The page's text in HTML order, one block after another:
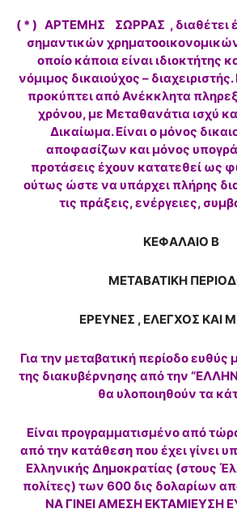
( * ) ΑΡΤΕΜΗΣ ΣΩΡΡΑΣ , διαθέτει
σημαντικών
οποίο κάποια είναι ιδιοκτήτης
νόμιμος δικαιούχος –
προκύπτει από Ανέκκλητα
χρόνου, με Μεταθανάτια ισχύ
Δικαίωμα. Είναι ο μόνος
αποφασίζων και μόνος
προτάσεις έχουν κατατεθεί ως
ούτως ώστε να υπάρχει πλήρης
τις πράξεις, ενέργειες,
ΚΕΦΑΛΑΙΟ Β
ΜΕΤΑΒΑΤΙΚΗ
ΕΡΕΥΝΕΣ , ΕΛΕΓΧΟΣ ΚΑΙ
Για την μεταβατική περίοδο
της διακυβέρνησης από την
θα υλοποιηθούν τα
Είναι προγραμματισμένο από
από την κατάθεση που έχει γίνει
Ελληνικής Δημοκρατίας (στους
πολίτες) των 600 δις δολαρίων
ΝΑ ΓΙΝΕΙ ΑΜΕΣΗ ΕΚΤΑΜΙΕΥΣΗ